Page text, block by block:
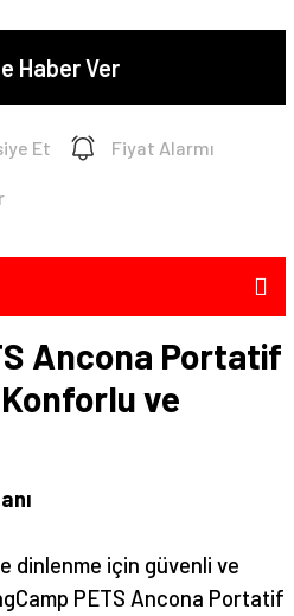
Haber Ver
Et Fiyat Alarmı
Ancona Portatif
Konforlu ve
dinlenme için güvenli ve
PETS Ancona Portatif